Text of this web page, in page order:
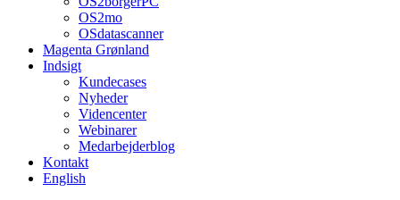
OS2mo
OSdatascanner
Magenta Grønland
Indsigt
Kundecases
Nyheder
Videncenter
Webinarer
Medarbejderblog
Kontakt
English